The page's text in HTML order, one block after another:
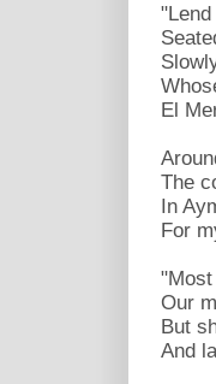
El
The
In
For
"Most
Our
But
And